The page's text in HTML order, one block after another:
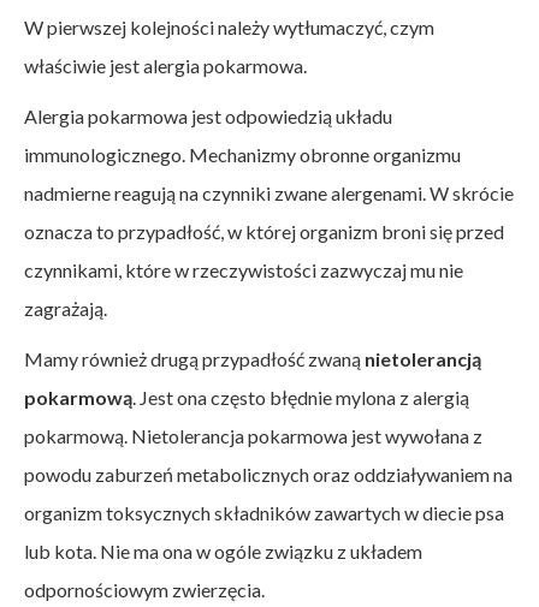
W pierwszej kolejności należy wytłumaczyć, czym
właściwie jest alergia pokarmowa.
Alergia pokarmowa jest odpowiedzią układu
immunologicznego. Mechanizmy obronne organizmu
nadmierne reagują na czynniki zwane alergenami. W skrócie
oznacza to przypadłość, w której organizm broni się przed
czynnikami, które w rzeczywistości zazwyczaj mu nie
zagrażają.
Mamy również drugą przypadłość zwaną nietolerancją
pokarmową. Jest ona często błędnie mylona z alergią
pokarmową. Nietolerancja pokarmowa jest wywołana z
powodu zaburzeń metabolicznych oraz oddziaływaniem na
organizm toksycznych składników zawartych w diecie psa
lub kota. Nie ma ona w ogóle związku z układem
odpornościowym zwierzęcia.